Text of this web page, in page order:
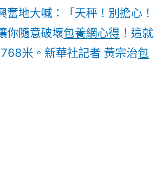
奮地大喊：「天秤！別擔心！
你隨意破壞包養網心得 ！這就
米。 新華社記者 黃宗治包